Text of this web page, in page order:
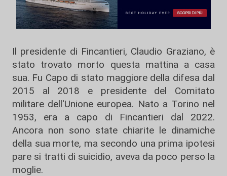
Il presidente di Fincantieri, Claudio Graziano, è
stato trovato morto questa mattina a casa
sua. Fu Capo di stato maggiore della difesa dal
2015 al 2018 e presidente del Comitato
militare dell'Unione europea. Nato a Torino nel
1953, era a capo di Fincantieri dal 2022.
Ancora non sono state chiarite le dinamiche
della sua morte, ma secondo una prima ipotesi
pare si tratti di suicidio, aveva da poco perso la
moglie.